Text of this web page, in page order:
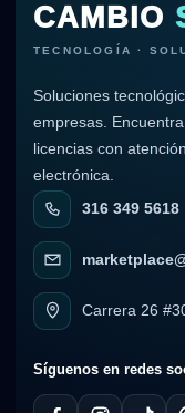
CAMBIO
TECNOLOGÍA ·
Soluciones
empresas.
licencias con
electrónica.
316 349 5618
Carrera 26
Síguenos en redes